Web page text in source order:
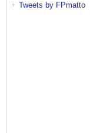
Tweets by FPmatto